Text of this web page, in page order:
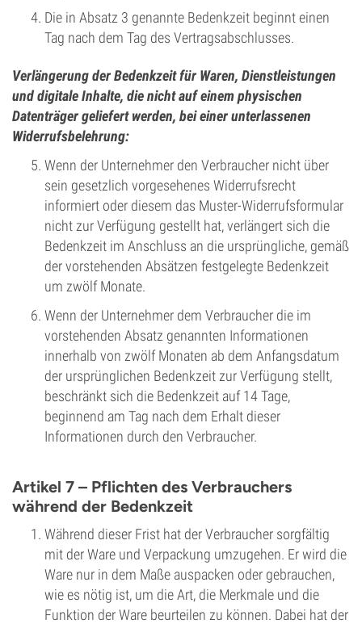
Die in Absatz 3 genannte Bedenkzeit beginnt einen
Tag nach dem Tag des Vertragsabschlusses.
Verlängerung der Bedenkzeit für Waren, Dienstleistungen
und digitale Inhalte, die nicht auf einem physischen
Datenträger geliefert werden, bei einer unterlassenen
Widerrufsbelehrung:
Wenn der Unternehmer den Verbraucher nicht über
sein gesetzlich vorgesehenes Widerrufsrecht
informiert oder diesem das Muster-Widerrufsformular
nicht zur Verfügung gestellt hat, verlängert sich die
Bedenkzeit im Anschluss an die ursprüngliche, gemäß
der vorstehenden Absätzen festgelegte Bedenkzeit
um zwölf Monate.
Wenn der Unternehmer dem Verbraucher die im
vorstehenden Absatz genannten Informationen
innerhalb von zwölf Monaten ab dem Anfangsdatum
der ursprünglichen Bedenkzeit zur Verfügung stellt,
beschränkt sich die Bedenkzeit auf 14 Tage,
beginnend am Tag nach dem Erhalt dieser
Informationen durch den Verbraucher.
Artikel 7 – Pflichten des Verbrauchers
während der Bedenkzeit
Während dieser Frist hat der Verbraucher sorgfältig
mit der Ware und Verpackung umzugehen. Er wird die
Ware nur in dem Maße auspacken oder gebrauchen,
wie es nötig ist, um die Art, die Merkmale und die
Funktion der Ware beurteilen zu können. Dabei hat der